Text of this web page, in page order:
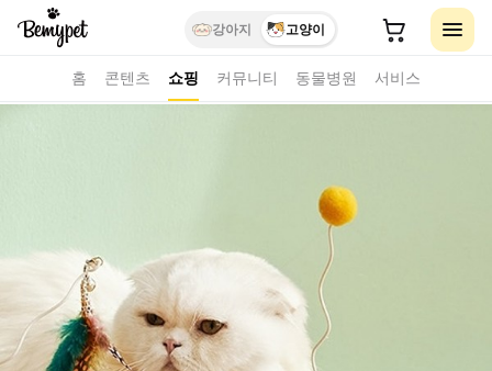
강아지 고양이
홈 콘텐츠 쇼핑 커뮤니티 동물병원 서비스